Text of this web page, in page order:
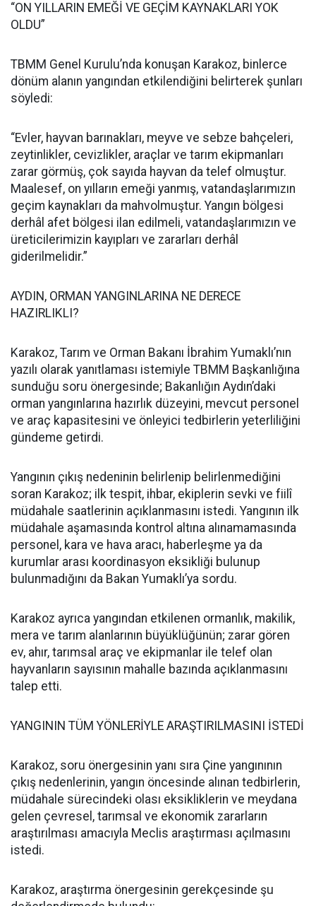
“ON YILLARIN EMEĞİ VE GEÇİM KAYNAKLARI YOK
OLDU”
TBMM Genel Kurulu’nda konuşan Karakoz, binlerce
dönüm alanın yangından etkilendiğini belirterek şunları
söyledi:
“Evler, hayvan barınakları, meyve ve sebze bahçeleri,
zeytinlikler, cevizlikler, araçlar ve tarım ekipmanları
zarar görmüş, çok sayıda hayvan da telef olmuştur.
Maalesef, on yılların emeği yanmış, vatandaşlarımızın
geçim kaynakları da mahvolmuştur. Yangın bölgesi
derhâl afet bölgesi ilan edilmeli, vatandaşlarımızın ve
üreticilerimizin kayıpları ve zararları derhâl
giderilmelidir.”
AYDIN, ORMAN YANGINLARINA NE DERECE
HAZIRLIKLI?
Karakoz, Tarım ve Orman Bakanı İbrahim Yumaklı’nın
yazılı olarak yanıtlaması istemiyle TBMM Başkanlığına
sunduğu soru önergesinde; Bakanlığın Aydın’daki
orman yangınlarına hazırlık düzeyini, mevcut personel
ve araç kapasitesini ve önleyici tedbirlerin yeterliliğini
gündeme getirdi.
Yangının çıkış nedeninin belirlenip belirlenmediğini
soran Karakoz; ilk tespit, ihbar, ekiplerin sevki ve fiilî
müdahale saatlerinin açıklanmasını istedi. Yangının ilk
müdahale aşamasında kontrol altına alınamamasında
personel, kara ve hava aracı, haberleşme ya da
kurumlar arası koordinasyon eksikliği bulunup
bulunmadığını da Bakan Yumaklı’ya sordu.
Karakoz ayrıca yangından etkilenen ormanlık, makilik,
mera ve tarım alanlarının büyüklüğünün; zarar gören
ev, ahır, tarımsal araç ve ekipmanlar ile telef olan
hayvanların sayısının mahalle bazında açıklanmasını
talep etti.
YANGININ TÜM YÖNLERİYLE ARAŞTIRILMASINI İSTEDİ
Karakoz, soru önergesinin yanı sıra Çine yangınının
çıkış nedenlerinin, yangın öncesinde alınan tedbirlerin,
müdahale sürecindeki olası eksikliklerin ve meydana
gelen çevresel, tarımsal ve ekonomik zararların
araştırılması amacıyla Meclis araştırması açılmasını
istedi.
Karakoz, araştırma önergesinin gerekçesinde şu